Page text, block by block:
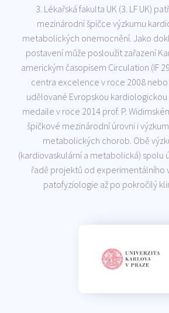
3. Lékařská fakulta UK (3. LF UK)
mezinárodní špičce výzkumu
metabolických onemocnění. Jako
postavení může posloužit zařazení
americkým časopisem Circulation (IF
centra excelence v roce 2008 nebo
udělované Evropskou
medaile v roce 2014 prof. P.
špičkové mezinárodní úrovni i
metabolických chorob. Obě
(kardiovaskulární a metabolická) spolu
řadě projektů od experimentálního
patofyziologie až po pokročilý